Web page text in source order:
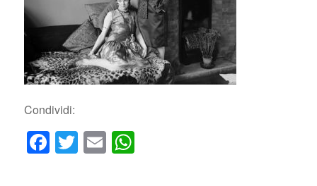
Condividi:
Facebook
Twitter
EmailWhatsApp